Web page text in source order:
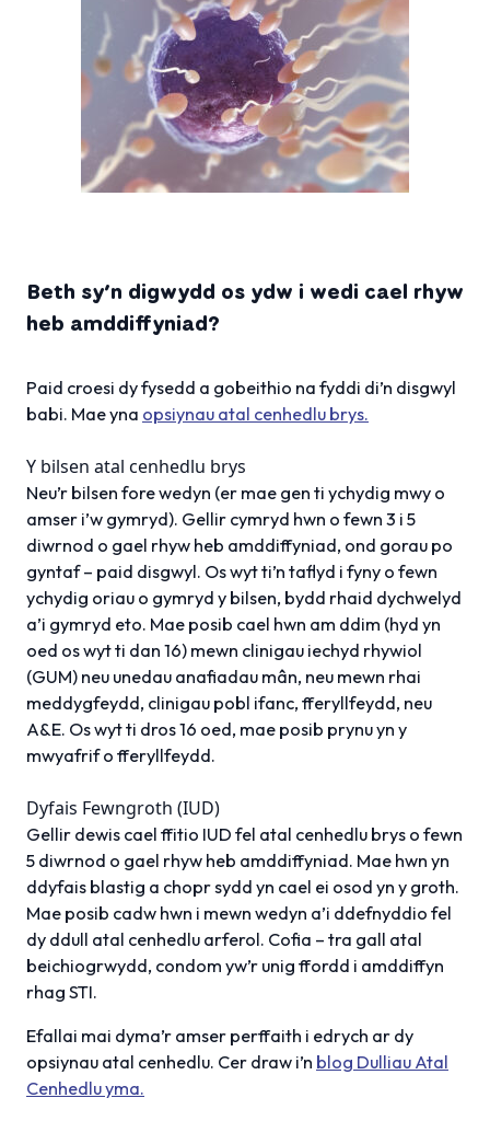
Beth sy’n digwydd os ydw i wedi cael rhyw
heb amddiffyniad?
Paid croesi dy fysedd a gobeithio na fyddi di’n disgwyl
babi. Mae yna opsiynau atal cenhedlu brys.
Y bilsen atal cenhedlu brys
Neu’r bilsen fore wedyn (er mae gen ti ychydig mwy o
amser i’w gymryd). Gellir cymryd hwn o fewn 3 i 5
diwrnod o gael rhyw heb amddiffyniad, ond gorau po
gyntaf – paid disgwyl. Os wyt ti’n taflyd i fyny o fewn
ychydig oriau o gymryd y bilsen, bydd rhaid dychwelyd
a’i gymryd eto. Mae posib cael hwn am ddim (hyd yn
oed os wyt ti dan 16) mewn clinigau iechyd rhywiol
(GUM) neu unedau anafiadau mân, neu mewn rhai
meddygfeydd, clinigau pobl ifanc, fferyllfeydd, neu
A&E. Os wyt ti dros 16 oed, mae posib prynu yn y
mwyafrif o fferyllfeydd.
Dyfais Fewngroth (IUD)
Gellir dewis cael ffitio IUD fel atal cenhedlu brys o fewn
5 diwrnod o gael rhyw heb amddiffyniad. Mae hwn yn
ddyfais blastig a chopr sydd yn cael ei osod yn y groth.
Mae posib cadw hwn i mewn wedyn a’i ddefnyddio fel
dy ddull atal cenhedlu arferol. Cofia – tra gall atal
beichiogrwydd, condom yw’r unig ffordd i amddiffyn
rhag STI.
Efallai mai dyma’r amser perffaith i edrych ar dy
opsiynau atal cenhedlu. Cer draw i’n blog Dulliau Atal
Cenhedlu yma.